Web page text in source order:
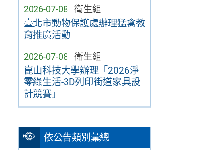
2026-07-08 衛生組
臺北市動物保護處辦理猛禽教
育推廣活動
2026-07-08 衛生組
崑山科技大學辦理「2026淨
零綠生活-3D列印街道家具設
計競賽」
依公告類別彙總